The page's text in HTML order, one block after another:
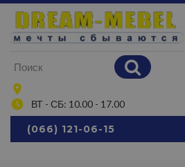
ВТ - СБ: 10.00 - 17.00
(066) 121-06-15